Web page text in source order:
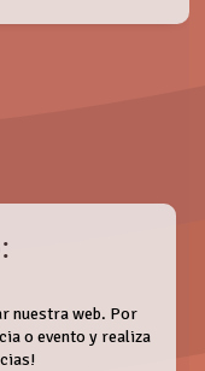
nuestra web. Por
o evento y realiza